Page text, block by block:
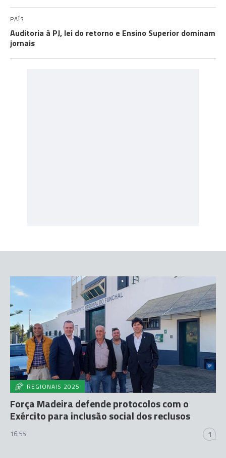
PAÍS
Auditoria à PJ, lei do retorno e Ensino Superior dominam
jornais
REGIONAIS 2025
Força Madeira defende protocolos com o
Exército para inclusão social dos reclusos
16:55 1